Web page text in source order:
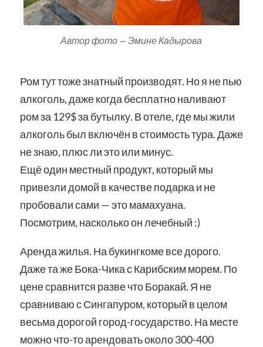
Автор фото — Эмине Кадырова
Ром тут тоже знатный производят. Но я не пью
алкоголь, даже когда бесплатно наливают
ром за 129$ за бутылку. В отеле, где мы жили
алкоголь был включён в стоимость тура. Даже
не знаю, плюс ли это или минус.
Ещё один местный продукт, который мы
привезли домой в качестве подарка и не
пробовали сами — это мамахуана.
Посмотрим, насколько он лечебный :)
Аренда жилья. На букингкоме все дорого.
Даже та же Бока-Чика с Карибским морем. По
цене сравнится разве что Боракай. Я не
сравниваю с Сингапуром, который в целом
весьма дорогой город-государство. На месте
можно что-то арендовать около 300-400